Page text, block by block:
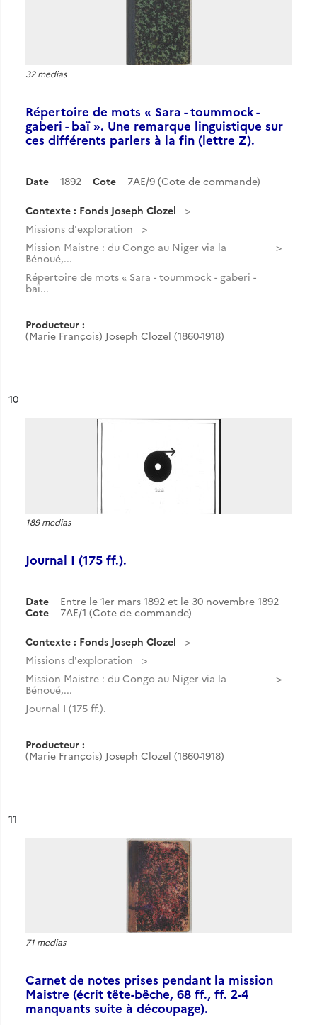
32 medias
Répertoire de mots « Sara - toummock -
gaberi - baï ». Une remarque linguistique sur
ces différents parlers à la fin (lettre Z).
Date 1892 Cote 7AE/9 (Cote de commande)
Contexte : Fonds Joseph Clozel
Missions d'exploration
Mission Maistre : du Congo au Niger via la
Bénoué,...
Répertoire de mots « Sara - toummock - gaberi -
baï...
Producteur :
(Marie François) Joseph Clozel (1860-1918)
n°
10
189 medias
Journal I (175 ff.).
Date
Entre le 1er mars 1892 et le 30 novembre 1892
Cote
7AE/1 (Cote de commande)
Contexte : Fonds Joseph Clozel
Missions d'exploration
Mission Maistre : du Congo au Niger via la
Bénoué,...
Journal I (175 ff.).
Producteur :
(Marie François) Joseph Clozel (1860-1918)
n°
11
71 medias
Carnet de notes prises pendant la mission
Maistre (écrit tête-bêche, 68 ff., ff. 2-4
manquants suite à découpage).